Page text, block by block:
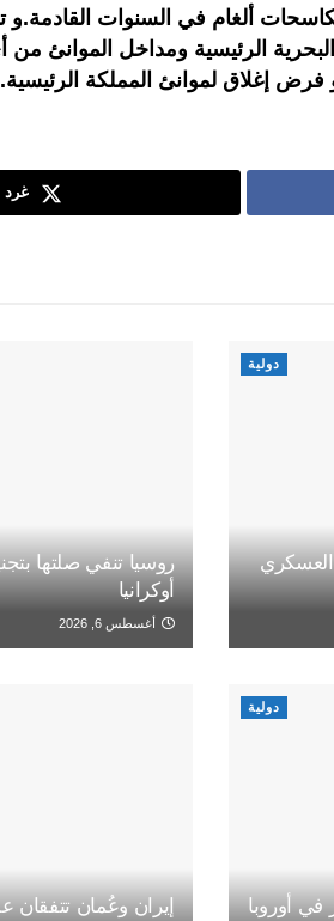
ألغام في السنوات القادمة.و
الرئيسية ومداخل الموانئ من
فرض إغلاق لموانئ المملكة الرئيسية.
غرد
دولية
العسكري
روسيا تنفي صلتها
أوكرانيا
أغسطس 6, 2026
دولية
435 ألف هكتار في أوروبا
إيران وعُمان تتفقان